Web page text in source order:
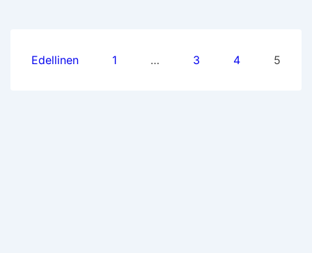
Artikkelien
Edellinen 1 … 3 4 5